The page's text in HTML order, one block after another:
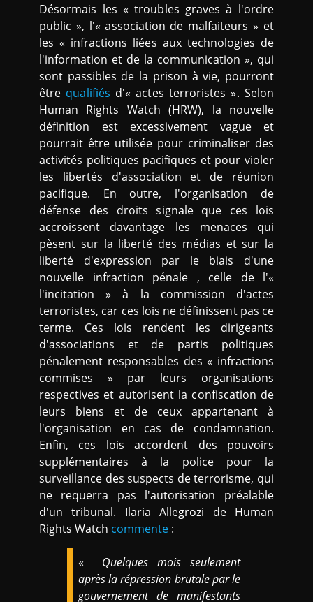
Désormais les « troubles graves à l'ordre
public », l'« association de malfaiteurs » et
les « infractions liées aux technologies de
l'information et de la communication », qui
sont passibles de la prison à vie, pourront
être qualifiés d'« actes terroristes ». Selon
Human Rights Watch (HRW), la nouvelle
définition est excessivement vague et
pourrait être utilisée pour criminaliser des
activités politiques pacifiques et pour violer
les libertés d'association et de réunion
pacifique. En outre, l'organisation de
défense des droits signale que ces lois
accroissent davantage les menaces qui
pèsent sur la liberté des médias et sur la
liberté d'expression par le biais d'une
nouvelle infraction pénale , celle de l'«
l'incitation » à la commission d'actes
terroristes, car ces lois ne définissent pas ce
terme. Ces lois rendent les dirigeants
d'associations et de partis politiques
pénalement responsables des « infractions
commises » par leurs organisations
respectives et autorisent la confiscation de
leurs biens et de ceux appartenant à
l'organisation en cas de condamnation.
Enfin, ces lois accordent des pouvoirs
supplémentaires à la police pour la
surveillance des suspects de terrorisme, qui
ne requerra pas l'autorisation préalable
d'un tribunal. Ilaria Allegrozi de Human
Rights Watch commente :
« Quelques mois seulement
après la répression brutale par le
gouvernement de manifestants